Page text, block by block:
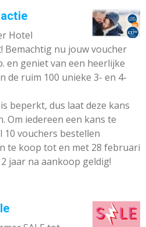
Hotel
Bemachtig nu jouw voucher
en geniet van een heerlijke
de ruim 100 unieke 3- en 4-
beperkt, dus laat deze kans
Om iedereen een kans te
10 vouchers bestellen
te koop tot en met 28 februari
jaar na aankoop geldig!